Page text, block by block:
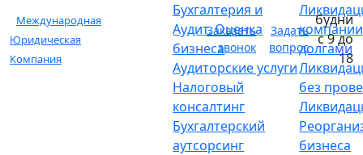
Международная
Юридическая
Компания
Бухгалтерия и
Аудит. Оценка
бизнеса
Аудиторские услуги
Налоговый
консалтинг
Бухгалтерский
аутсорсинг
долгами
без
бизнеса
Заказать
звонок
Задать
вопрос
будни
с 9 до
18